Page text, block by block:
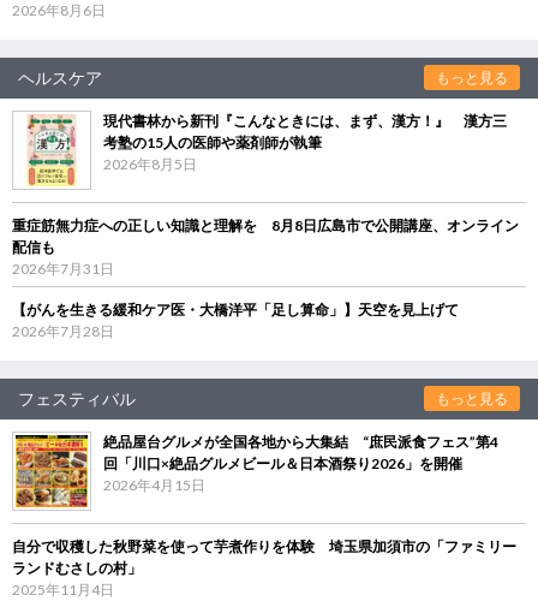
2026年8月6日
ヘルスケア もっと見る
現代書林から新刊『こんなときには、まず、漢方！』 漢方三
考塾の15人の医師や薬剤師が執筆
2026年8月5日
重症筋無力症への正しい知識と理解を 8月8日広島市で公開講座、オンライン
配信も
2026年7月31日
【がんを生きる緩和ケア医・大橋洋平「足し算命」】天空を見上げて
2026年7月28日
フェスティバル もっと見る
絶品屋台グルメが全国各地から大集結 “庶民派食フェス”第4
回「川口×絶品グルメビール＆日本酒祭り2026」を開催
2026年4月15日
自分で収穫した秋野菜を使って芋煮作りを体験 埼玉県加須市の「ファミリー
ランドむさしの村」
2025年11月4日